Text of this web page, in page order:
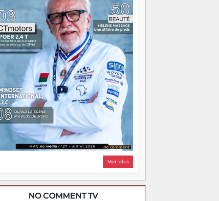
on pourrait s'arrêter là, applaudir et
chez soi satisfait. Mais ce serait
à côté d'une chose essentielle. La
ça brûle fort — et parfois, ça brûle
Une flamme sans direction peut
autant qu'elle peut consumer. C'est
que les aînés entrent en scène — pas
reprendre le gouvernail, mais pour
où sont les récifs. Les jeunes ont la
les vieux ont l'expérience, comme on
Ce n'est pas un combat de générations
c'est une question d'équipage. Partagez
réussites, mais aussi vos échecs. Surtout
échecs, d'ailleurs — ils enseignent
que n'importe quel manuel. À
la barque avance. Il faut juste
que tout le monde rame dans le
Voir plus
NO COMMENT TV